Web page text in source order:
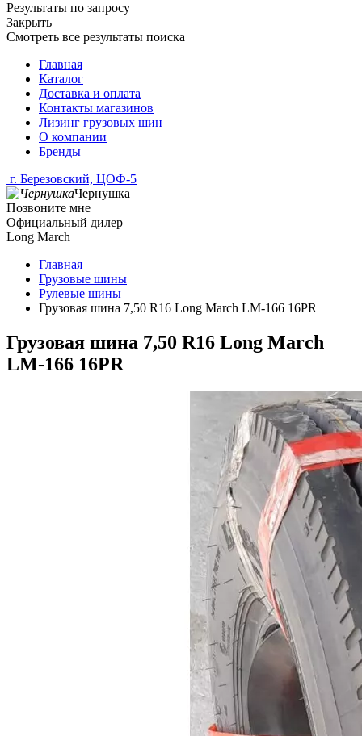
Результаты по запросу
Закрыть
Смотреть все результаты поиска
Главная
Каталог
Доставка и оплата
Контакты магазинов
Лизинг грузовых шин
О компании
Бренды
г. Березовский, ЦОФ-5
Чернушка
Позвоните мне
Официальный дилер
Long March
Главная
Грузовые шины
Рулевые шины
Грузовая шина 7,50 R16 Long March LM-166 16PR
Грузовая шина 7,50 R16 Long March
LM-166 16PR